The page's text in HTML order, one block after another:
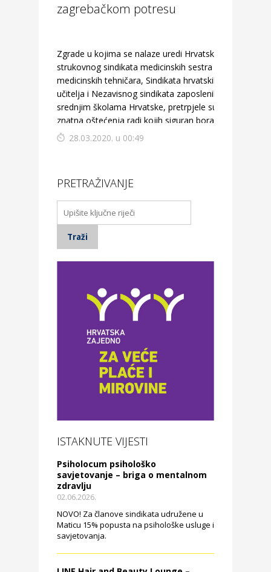
zagrebačkom potresu
Zgrade u kojima se nalaze uredi Hrvatskog
strukovnog sindikata medicinskih sestra –
medicinskih tehničara, Sindikata hrvatskih
učitelja i Nezavisnog sindikata zaposlenih u
srednjim školama Hrvatske, pretrpjele su
znatna oštećenja radi kojih siguran boravak u
njima nije moguć.
28.03.2020. u 00:49
PRETRAŽIVANJE
ISTAKNUTE VIJESTI
Psiholocum psihološko
savjetovanje – briga o mentalnom
zdravlju
02.06.2026.
NOVO! Za članove sindikata udružene u
Maticu 15% popusta na psihološke usluge i
savjetovanja.